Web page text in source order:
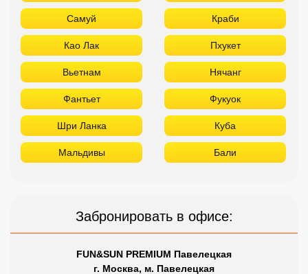
Мальдивы Бали
Забронировать в офисе:
FUN&SUN PREMIUM Павелецкая
г. Москва, м. Павелецкая
Зацепский Вал, 14 оф. 208
☎ +7(499)11-33-403
☎ +7(925)400-04-24
Сетевые отели Турции